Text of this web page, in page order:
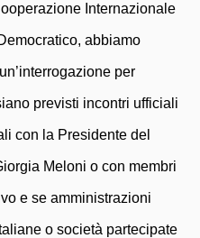
Internazionale
abbiamo
per
previsti incontri ufficiali
con la Presidente del
Meloni o con membri
e se amministrazioni
o società partecipate